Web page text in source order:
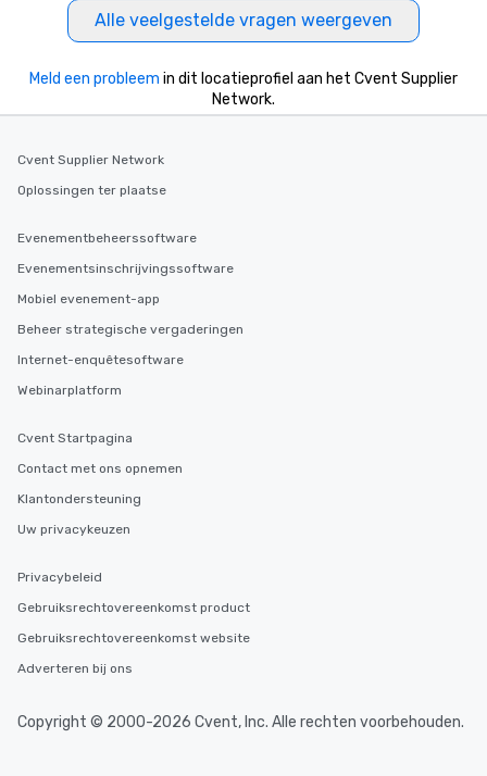
Alle veelgestelde vragen weergeven
Meld een probleem in dit locatieprofiel aan het Cvent Supplier
Network.
Cvent Supplier Network
Oplossingen ter plaatse
Evenementbeheerssoftware
Evenementsinschrijvingssoftware
Mobiel evenement-app
Beheer strategische vergaderingen
Internet-enquêtesoftware
Webinarplatform
Cvent Startpagina
Contact met ons opnemen
Klantondersteuning
Uw privacykeuzen
Privacybeleid
Gebruiksrechtovereenkomst product
Gebruiksrechtovereenkomst website
Adverteren bij ons
Copyright © 2000-2026 Cvent, Inc. Alle rechten voorbehouden.